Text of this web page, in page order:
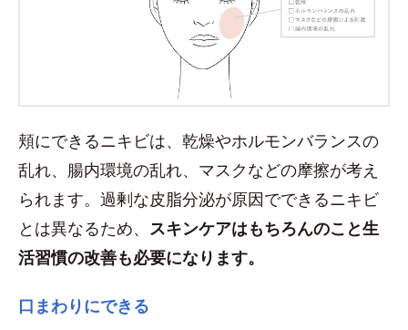
頬にできるニキビは、乾燥やホルモンバランスの
乱れ、腸内環境の乱れ、マスクなどの摩擦が考え
られます。過剰な皮脂分泌が原因でできるニキビ
とは異なるため、 スキンケアはもちろんのこと生
活習慣の改善も必要になります。
口まわりにできる